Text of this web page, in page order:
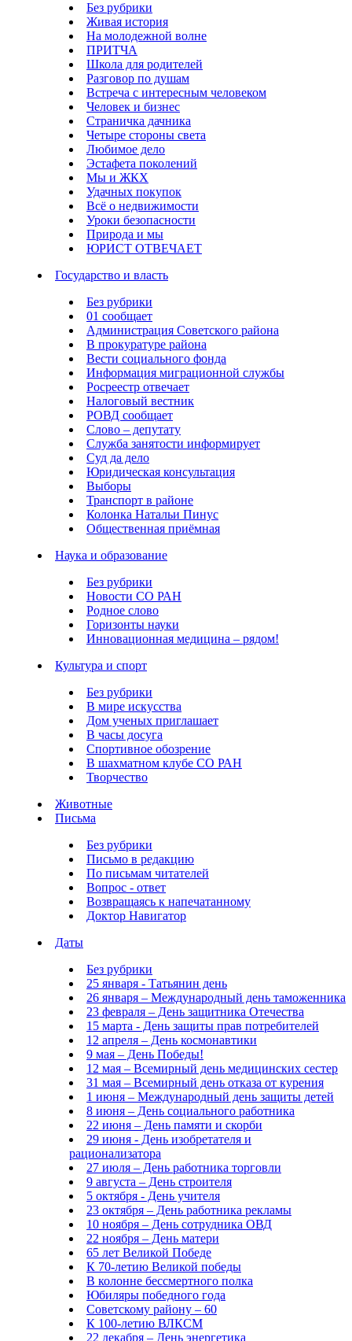
Без рубрики
Живая история
На молодежной волне
ПРИТЧА
Школа для родителей
Разговор по душам
Встреча с интересным человеком
Человек и бизнес
Страничка дачника
Четыре стороны света
Любимое дело
Эстафета поколений
Мы и ЖКХ
Удачных покупок
Всё о недвижимости
Уроки безопасности
Природа и мы
ЮРИСТ ОТВЕЧАЕТ
Государство и власть
Без рубрики
01 сообщает
Администрация Советского района
В прокуратуре района
Вести социального фонда
Информация миграционной службы
Росреестр отвечает
Налоговый вестник
РОВД сообщает
Слово – депутату
Служба занятости информирует
Суд да дело
Юридическая консультация
Выборы
Транспорт в районе
Колонка Натальи Пинус
Общественная приёмная
Наука и образование
Без рубрики
Новости СО РАН
Родное слово
Горизонты науки
Инновационная медицина – рядом!
Культура и спорт
Без рубрики
В мире искусства
Дом ученых приглашает
В часы досуга
Спортивное обозрение
В шахматном клубе СО РАН
Творчество
Животные
Письма
Без рубрики
Письмо в редакцию
По письмам читателей
Вопрос - ответ
Возвращаясь к напечатанному
Доктор Навигатор
Даты
Без рубрики
25 января - Татьянин день
26 января – Международный день таможенника
23 февраля – День защитника Отечества
15 марта - День защиты прав потребителей
12 апреля – День космонавтики
9 мая – День Победы!
12 мая – Всемирный день медицинских сестер
31 мая – Всемирный день отказа от курения
1 июня – Международный день защиты детей
8 июня – День социального работника
22 июня – День памяти и скорби
29 июня - День изобретателя и
рационализатора
27 июля – День работника торговли
9 августа – День строителя
5 октября - День учителя
23 октября – День работника рекламы
10 ноября – День сотрудника ОВД
22 ноября – День матери
65 лет Великой Победе
К 70-летию Великой победы
В колонне бессмертного полка
Юбиляры победного года
Советскому району – 60
К 100-летию ВЛКСМ
22 декабря – День энергетика